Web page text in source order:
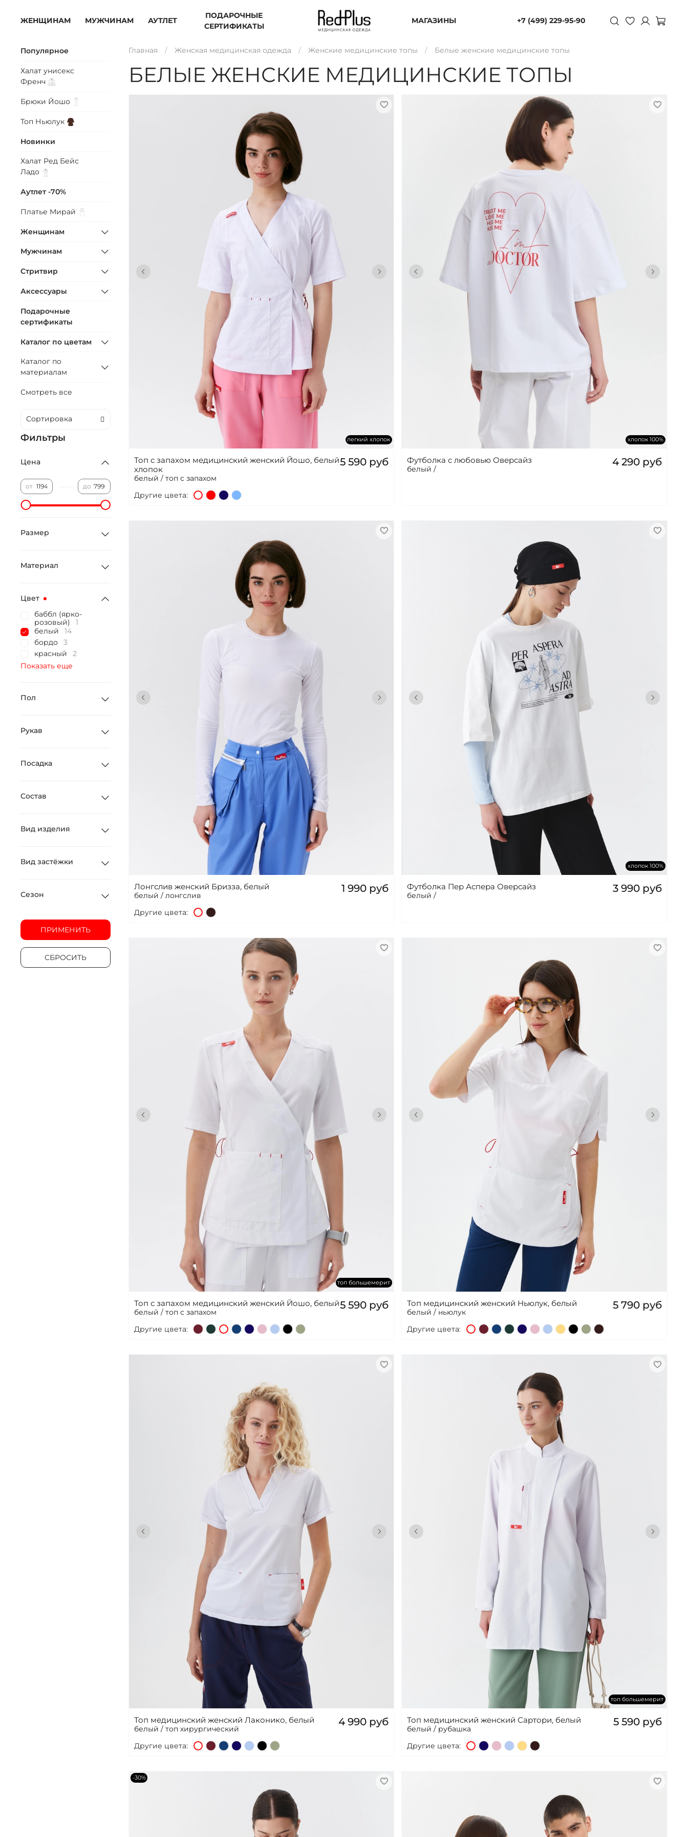
ЖЕНЩИНАМ МУЖЧИНАМ АУТЛЕТ
ПОДАРОЧНЫЕ
СЕРТИФИКАТЫ
МАГАЗИНЫ +7 (499) 229-95-90
Главная Женская медицинская одежда Женские медицинские топы Белые женские медицинские топы
БЕЛЫЕ ЖЕНСКИЕ МЕДИЦИНСКИЕ ТОПЫ
легкий хлопок
Топ с запахом медицинский женский Йошо, белый
хлопок
белый / топ с запахом
5 590 руб
Другие цвета:
хлопок 100%
Футболка с любовью Оверсайз
белый /
4 290 руб
Лонгслив женский Бризза, белый
белый / лонгслив
1 990 руб
Другие цвета:
хлопок 100%
Футболка Пер Аспера Оверсайз
белый /
3 990 руб
топ большемерит
Топ с запахом медицинский женский Йошо, белый
белый / топ с запахом
5 590 руб
Другие цвета:
Топ медицинский женский Ньюлук, белый
белый / ньюлук
5 790 руб
Другие цвета:
Топ медицинский женский Лаконико, белый
белый / топ хирургический
4 990 руб
Другие цвета:
топ большемерит
Топ медицинский женский Сартори, белый
белый / рубашка
5 590 руб
Другие цвета:
-30%
Популярное
Халат унисекс
Френч
Брюки Йошо
Топ Ньюлук
Новинки
Халат Ред Бейс
Ладо
Аутлет -70%
Платье Мирай
Женщинам
Мужчинам
Стритвир
Аксессуары
Подарочные
сертификаты
Каталог по цветам
Каталог по
материалам
Смотреть все
Фильтры
Цена
от до
Размер
Материал
Цвет
баббл (ярко-
розовый)
1
белый
14
бордо
3
красный
2
Показать еще
Пол
Рукав
Посадка
Состав
Вид изделия
Вид застёжки
Сезон
ПРИМЕНИТЬ
СБРОСИТЬ